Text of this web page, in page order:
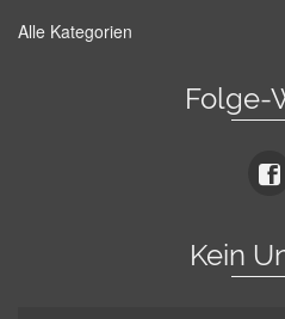
Alle Kategorien
Folge-
Kein